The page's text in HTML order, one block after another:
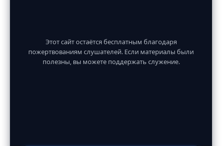
Этот сайт остаётся бесплатным благодаря
пожертвованиям слушателей. Если материалы были
полезны, вы можете поддержать служение.